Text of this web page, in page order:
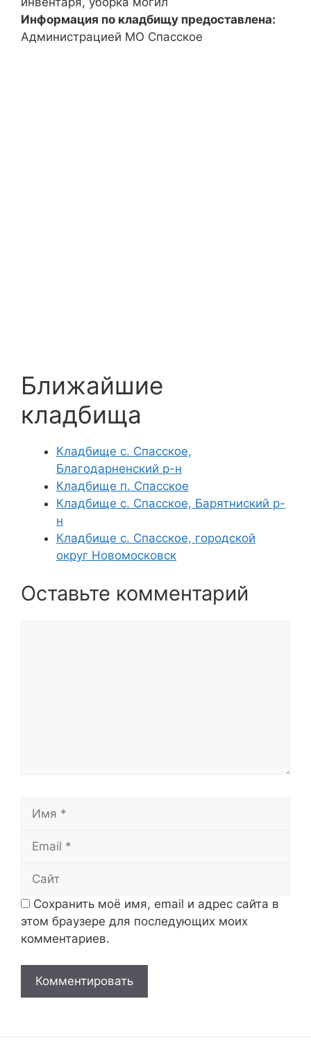
Информация по кладбищу предоставлена:
Администрацией МО Спасское
Ближайшие
кладбища
Кладбище с. Спасское,
Благодарненский р-н
Кладбище п. Спасское
Кладбище с. Спасское, Барятниский р-
н
Кладбище с. Спасское, городской
округ Новомосковск
Оставьте комментарий
Сохранить моё имя, email и адрес сайта в
этом браузере для последующих моих
комментариев.